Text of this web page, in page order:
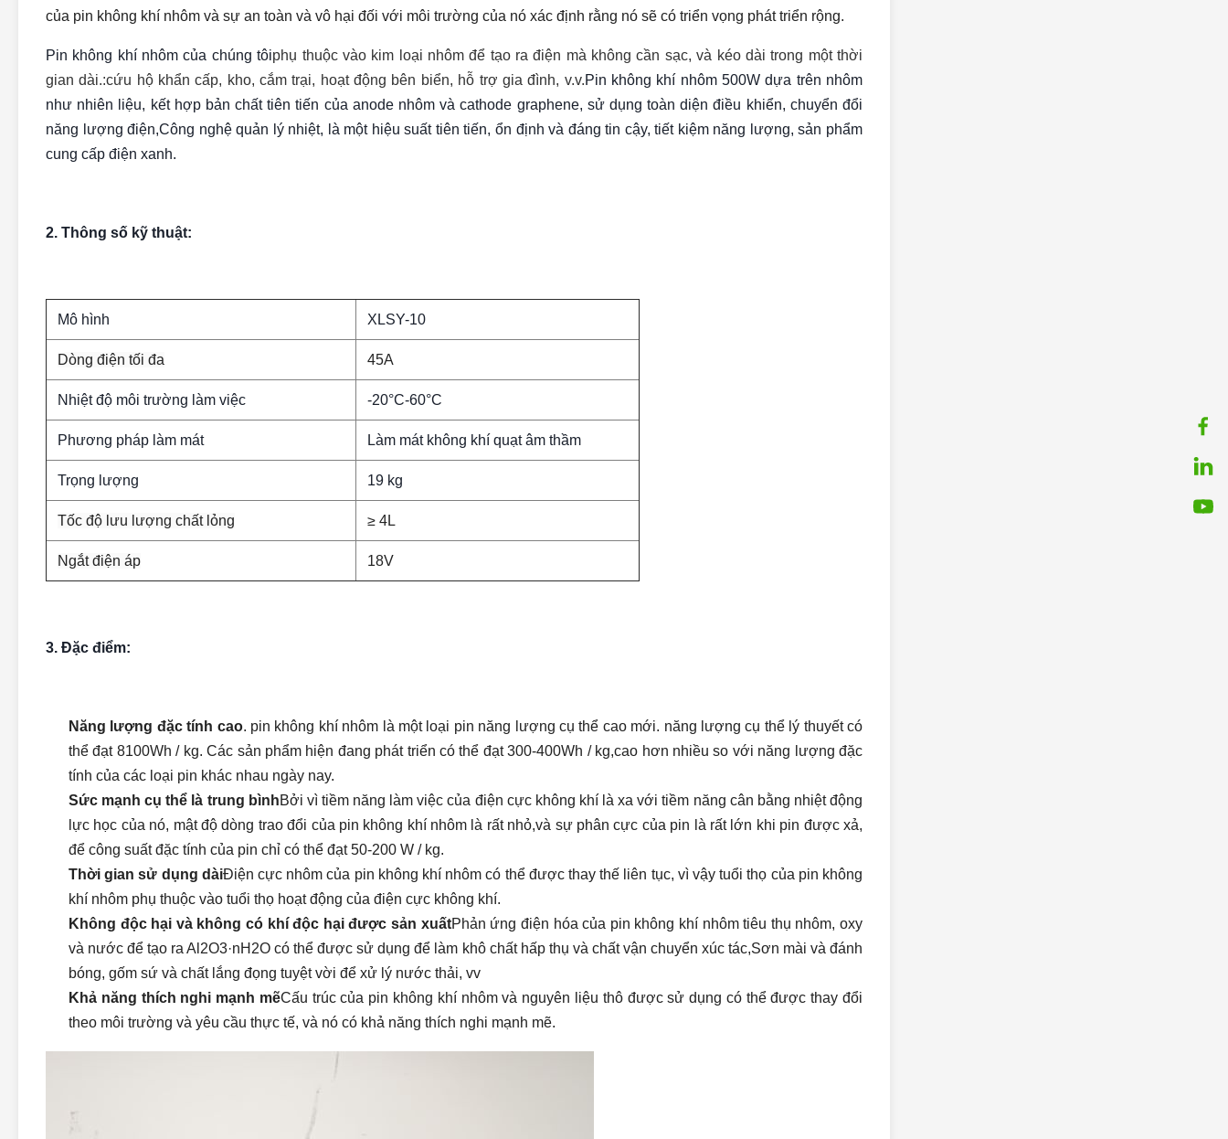
của pin không khí nhôm và sự an toàn và vô hại đối với môi trường của nó xác định rằng nó sẽ có triển vọng phát triển rộng.
Pin không khí nhôm của chúng tôiphụ thuộc vào kim loại nhôm để tạo ra điện mà không cần sạc, và kéo dài trong một thời
gian dài.:cứu hộ khẩn cấp, kho, cắm trại, hoạt động bên biển, hỗ trợ gia đình, v.v.Pin không khí nhôm 500W dựa trên nhôm
như nhiên liệu, kết hợp bản chất tiên tiến của anode nhôm và cathode graphene, sử dụng toàn diện điều khiển, chuyển đổi
năng lượng điện,Công nghệ quản lý nhiệt, là một hiệu suất tiên tiến, ổn định và đáng tin cậy, tiết kiệm năng lượng, sản phẩm
cung cấp điện xanh.
2. Thông số kỹ thuật:
Mô hình XLSY-10
Dòng điện tối đa 45A
Nhiệt độ môi trường làm việc -20°C-60°C
Phương pháp làm mát Làm mát không khí quạt âm thầm
Trọng lượng 19 kg
Tốc độ lưu lượng chất lỏng ≥ 4L
Ngắt điện áp 18V
3. Đặc điểm:
Năng lượng đặc tính cao. pin không khí nhôm là một loại pin năng lượng cụ thể cao mới. năng lượng cụ thể lý thuyết có
thể đạt 8100Wh / kg. Các sản phẩm hiện đang phát triển có thể đạt 300-400Wh / kg,cao hơn nhiều so với năng lượng đặc
tính của các loại pin khác nhau ngày nay.
Sức mạnh cụ thể là trung bìnhBởi vì tiềm năng làm việc của điện cực không khí là xa với tiềm năng cân bằng nhiệt động
lực học của nó, mật độ dòng trao đổi của pin không khí nhôm là rất nhỏ,và sự phân cực của pin là rất lớn khi pin được xả,
để công suất đặc tính của pin chỉ có thể đạt 50-200 W / kg.
Thời gian sử dụng dàiĐiện cực nhôm của pin không khí nhôm có thể được thay thế liên tục, vì vậy tuổi thọ của pin không
khí nhôm phụ thuộc vào tuổi thọ hoạt động của điện cực không khí.
Không độc hại và không có khí độc hại được sản xuấtPhản ứng điện hóa của pin không khí nhôm tiêu thụ nhôm, oxy
và nước để tạo ra Al2O3·nH2O có thể được sử dụng để làm khô chất hấp thụ và chất vận chuyển xúc tác,Sơn mài và đánh
bóng, gốm sứ và chất lắng đọng tuyệt vời để xử lý nước thải, vv
Khả năng thích nghi mạnh mẽCấu trúc của pin không khí nhôm và nguyên liệu thô được sử dụng có thể được thay đổi
theo môi trường và yêu cầu thực tế, và nó có khả năng thích nghi mạnh mẽ.